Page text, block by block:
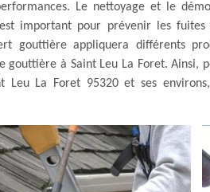
Le nettoyage et le
important pour prévenir les
gouttière appliquera différents
gouttière à Saint Leu La Foret.
Leu La Foret 95320 et ses